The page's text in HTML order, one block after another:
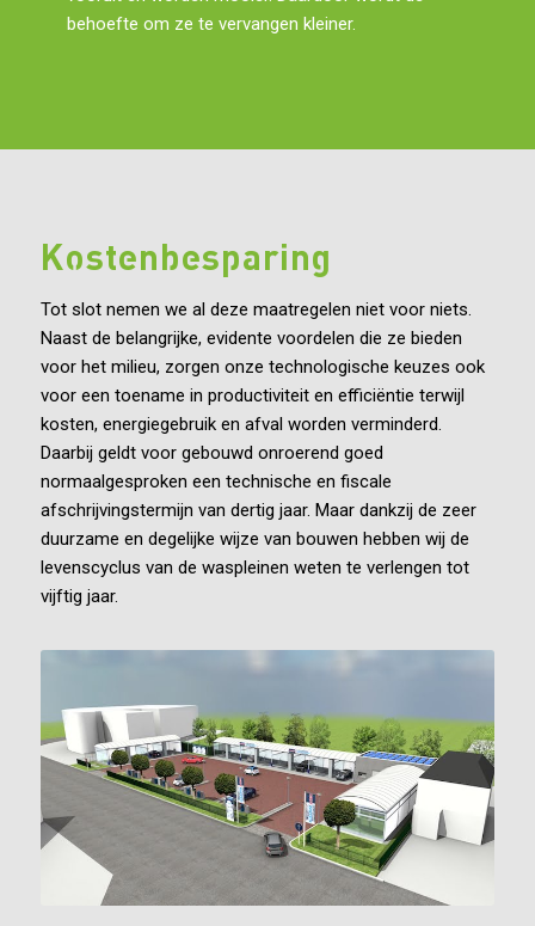
behoefte om ze te vervangen kleiner.
Kostenbesparing
Tot slot nemen we al deze maatregelen niet voor niets.
Naast de belangrijke, evidente voordelen die ze bieden
voor het milieu, zorgen onze technologische keuzes ook
voor een toename in productiviteit en efficiëntie terwijl
kosten, energiegebruik en afval worden verminderd.
Daarbij geldt voor gebouwd onroerend goed
normaalgesproken een technische en fiscale
afschrijvingstermijn van dertig jaar. Maar dankzij de zeer
duurzame en degelijke wijze van bouwen hebben wij de
levenscyclus van de waspleinen weten te verlengen tot
vijftig jaar.